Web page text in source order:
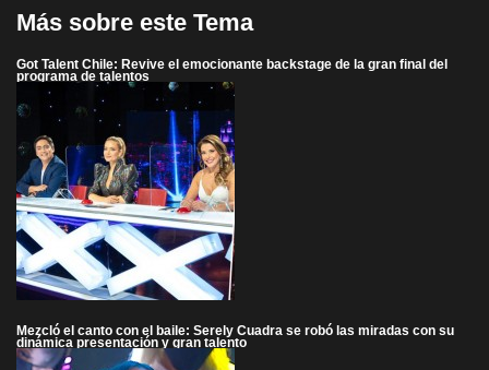
Más sobre este Tema
Got Talent Chile: Revive el emocionante backstage de la gran final del
programa de talentos
Mezcló el canto con el baile: Serely Cuadra se robó las miradas con su
dinámica presentación y gran talento